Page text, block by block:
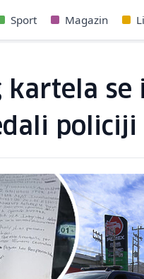
Sport Magazin
kartela
policiji